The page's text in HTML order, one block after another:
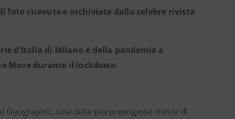
foto ricevute e archiviate dalla celebre rivista
d’Italia di Milano e della pandemia a
Move durante il lockdown
Geographic, una delle più prestigiose riviste di